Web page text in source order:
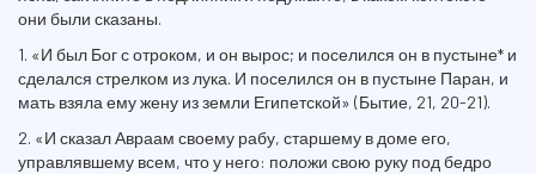
они были сказаны.
1. «И был Бог с отроком, и он вырос; и поселился он в пустыне* и
сделался стрелком из лука. И поселился он в пустыне Паран, и
мать взяла ему жену из земли Египетской» (Бытие, 21, 20-21).
2. «И сказал Авраам своему рабу, старшему в доме его,
управлявшему всем, что у него: положи свою руку под бедро